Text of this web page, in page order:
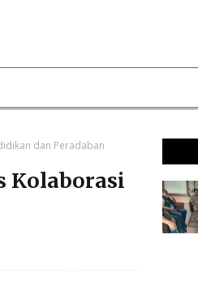
dan Peradaban
Kolaborasi